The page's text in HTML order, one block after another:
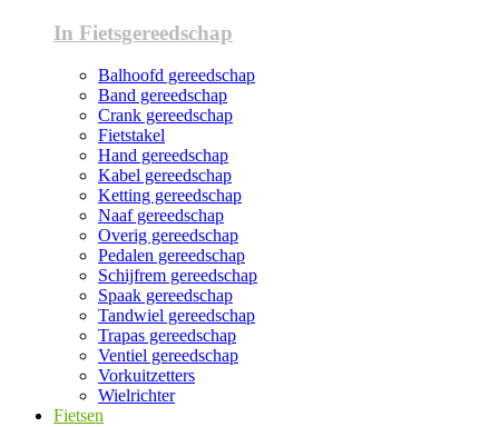
In Fietsgereedschap
Balhoofd gereedschap
Band gereedschap
Crank gereedschap
Fietstakel
Hand gereedschap
Kabel gereedschap
Ketting gereedschap
Naaf gereedschap
Overig gereedschap
Pedalen gereedschap
Schijfrem gereedschap
Spaak gereedschap
Tandwiel gereedschap
Trapas gereedschap
Ventiel gereedschap
Vorkuitzetters
Wielrichter
Fietsen